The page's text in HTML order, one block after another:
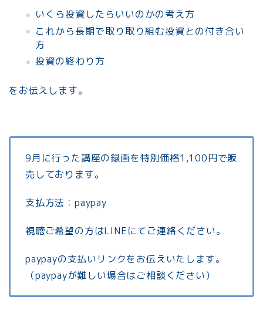
いくら投資したらいいのかの考え方
これから長期で取り取り組む投資との付き合い
方
投資の終わり方
をお伝えします。
9月に行った講座の録画を特別価格1,100円で販
売しております。
支払方法：paypay
視聴ご希望の方はLINEにてご連絡ください。
paypayの支払いリンクをお伝えいたします。
（paypayが難しい場合はご相談ください）